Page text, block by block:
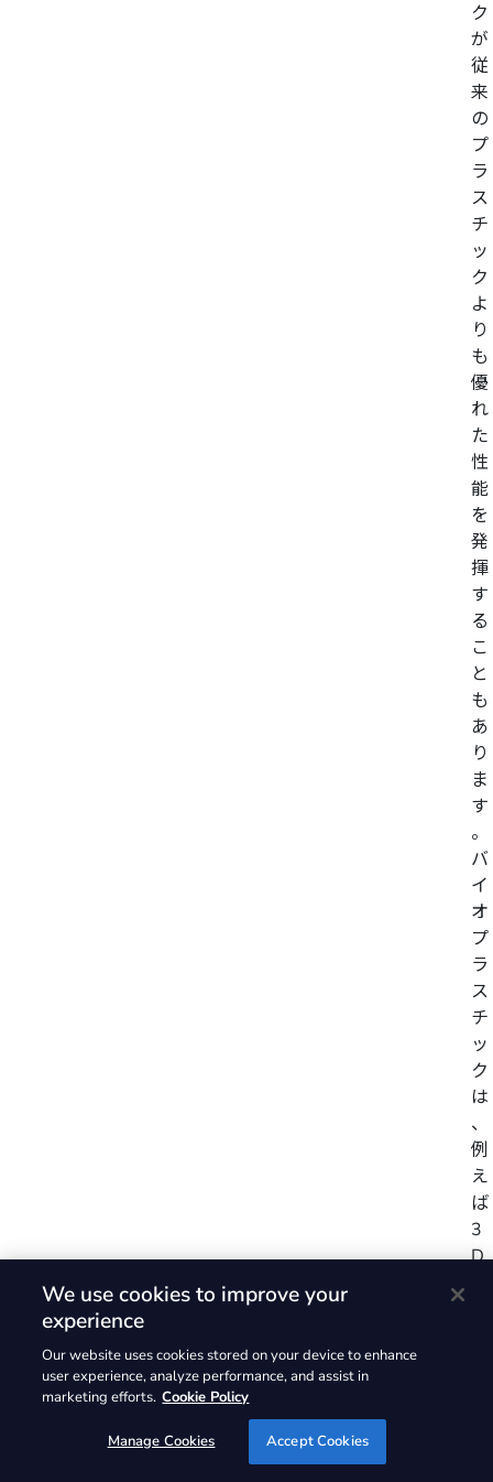
ク
が
従
来
の
プ
ラ
ス
チ
ッ
ク
よ
り
も
優
れ
た
性
能
を
発
揮
す
る
こ
と
も
あ
り
ま
す
。
バ
イ
オ
プ
ラ
ス
チ
ッ
ク
は
、
例
え
ば
3
D
We use cookies to improve your
experience
Our website uses cookies stored on your device to enhance
user experience, analyze performance, and assist in
marketing efforts. Cookie Policy
Manage Cookies Accept Cookies